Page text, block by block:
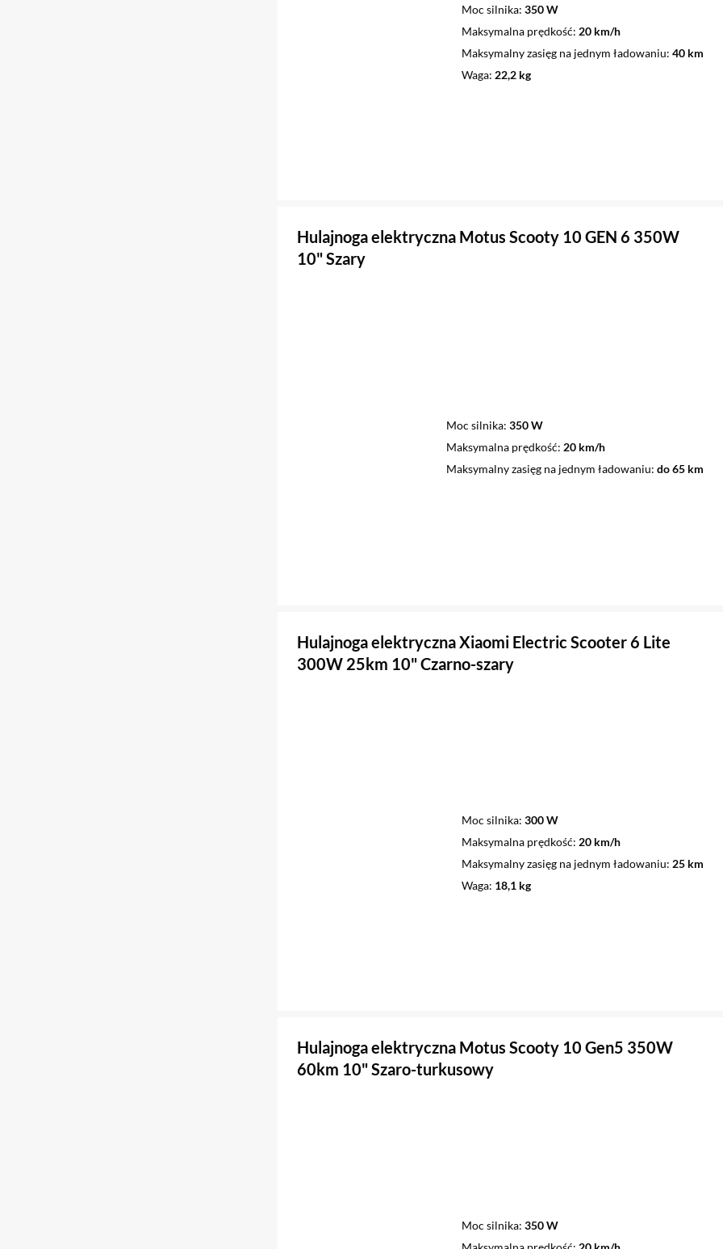
Moc silnika 350 W
Maksymalna prędkość 20 km/h
Maksymalny zasięg na jednym ładowaniu 40 km
Waga 22,2 kg
Hulajnoga elektryczna Motus Scooty 10 GEN 6 350W
10" Szary
Moc silnika 350 W
Maksymalna prędkość 20 km/h
Maksymalny zasięg na jednym ładowaniu do 65 km
Hulajnoga elektryczna Xiaomi Electric Scooter 6 Lite
300W 25km 10" Czarno-szary
Moc silnika 300 W
Maksymalna prędkość 20 km/h
Maksymalny zasięg na jednym ładowaniu 25 km
Waga 18,1 kg
Hulajnoga elektryczna Motus Scooty 10 Gen5 350W
60km 10" Szaro-turkusowy
Moc silnika 350 W